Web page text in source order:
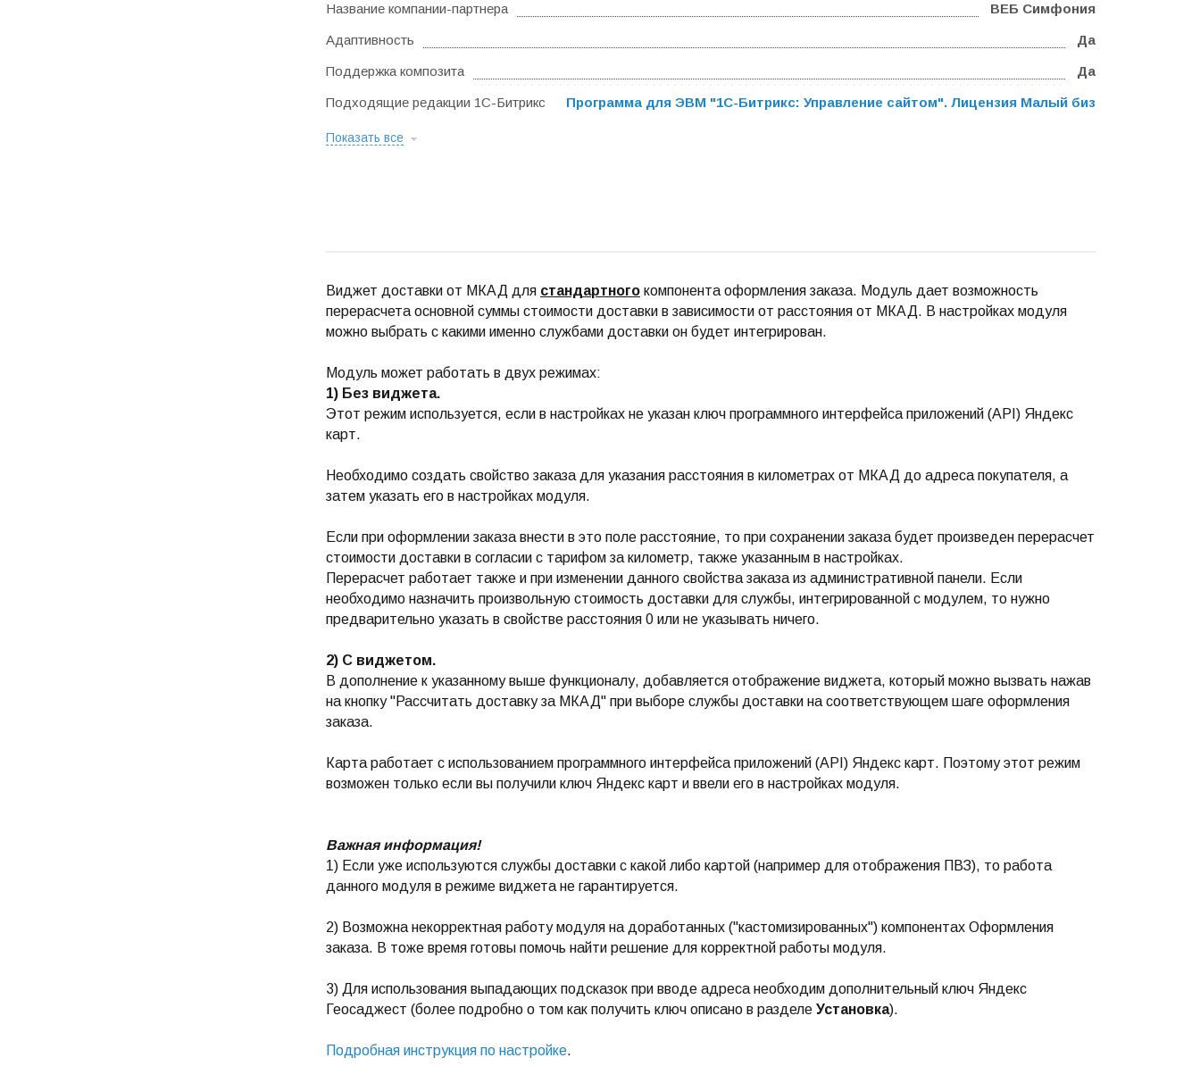
Название компании-партнера ВЕБ Cимфония
Адаптивность Да
Поддержка композита Да
Подходящие редакции 1С-Битрикс Программа для ЭВМ "1С-Битрикс: Управление сайтом". Лицензия Малый бизнес
Показать все
Виджет доставки от МКАД для стандартного компонента оформления заказа. Модуль дает возможность
перерасчета основной суммы стоимости доставки в зависимости от расстояния от МКАД. В настройках модуля
можно выбрать с какими именно службами доставки он будет интегрирован.
Модуль может работать в двух режимах:
1) Без виджета.
Этот режим используется, если в настройках не указан ключ программного интерфейса приложений (API) Яндекс
карт.
Необходимо создать свойство заказа для указания расстояния в километрах от МКАД до адреса покупателя, а
затем указать его в настройках модуля.
Если при оформлении заказа внести в это поле расстояние, то при сохранении заказа будет произведен перерасчет
стоимости доставки в согласии с тарифом за километр, также указанным в настройках.
Перерасчет работает также и при изменении данного свойства заказа из административной панели. Если
необходимо назначить произвольную стоимость доставки для службы, интегрированной с модулем, то нужно
предварительно указать в свойстве расстояния 0 или не указывать ничего.
2) С виджетом.
В дополнение к указанному выше функционалу, добавляется отображение виджета, который можно вызвать нажав
на кнопку "Рассчитать доставку за МКАД" при выборе службы доставки на соответствующем шаге оформления
заказа.
Карта работает с использованием программного интерфейса приложений (API) Яндекс карт. Поэтому этот режим
возможен только если вы получили ключ Яндекс карт и ввели его в настройках модуля.
Важная информация!
1) Если уже используются службы доставки с какой либо картой (например для отображения ПВЗ), то работа
данного модуля в режиме виджета не гарантируется.
2) Возможна некорректная работу модуля на доработанных ("кастомизированных") компонентах Оформления
заказа. В тоже время готовы помочь найти решение для корректной работы модуля.
3) Для использования выпадающих подсказок при вводе адреса необходим дополнительный ключ Яндекс
Геосаджест (более подробно о том как получить ключ описано в разделе Установка).
Подробная инструкция по настройке.